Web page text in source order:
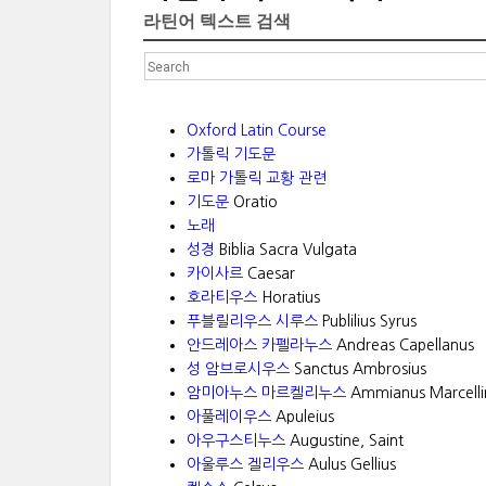
라틴어 텍스트 검색
Oxford Latin Course
가톨릭 기도문
로마 가톨릭 교황 관련
기도문Oratio
노래
성경 Biblia Sacra Vulgata
카이사르 Caesar
호라티우스 Horatius
푸블릴리우스 시루스 Publilius Syrus
안드레아스 카펠라누스 Andreas Capellanus
성 암브로시우스 Sanctus Ambrosius
암미아누스 마르켈리누스 Ammianus
아풀레이우스 Apuleius
아우구스티누스 Augustine, Saint
아울루스 겔리우스 Aulus Gellius